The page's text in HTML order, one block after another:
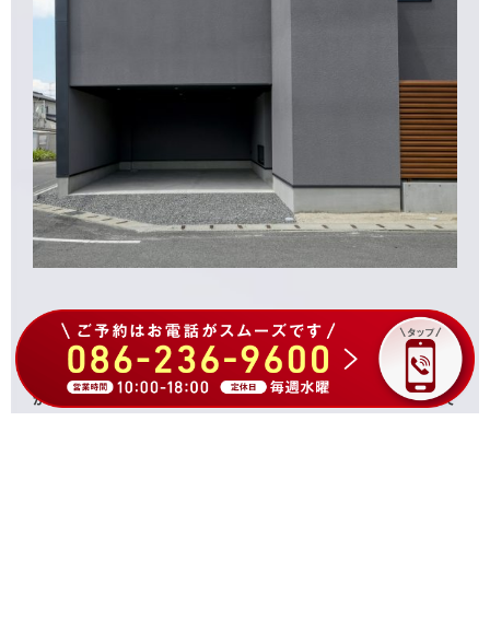
岡山モデルハウスには「2階リビング」や「リゾートテラス」「窓
がほぼないファサード」など、意外性と気づきがたくさん詰まって